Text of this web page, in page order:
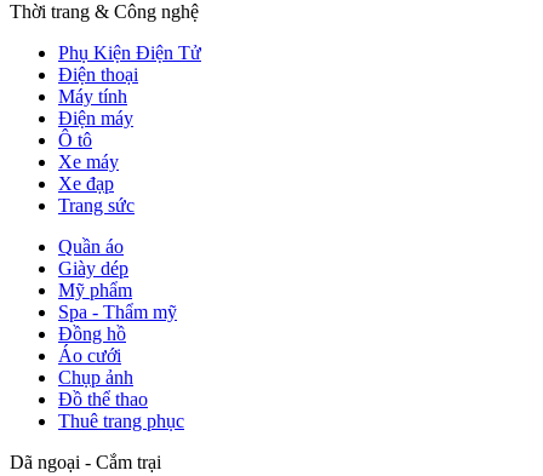
Thời trang & Công nghệ
Phụ Kiện Điện Tử
Điện thoại
Máy tính
Điện máy
Ô tô
Xe máy
Xe đạp
Trang sức
Quần áo
Giày dép
Mỹ phẩm
Spa - Thẩm mỹ
Đồng hồ
Áo cưới
Chụp ảnh
Đồ thể thao
Thuê trang phục
Dã ngoại - Cắm trại